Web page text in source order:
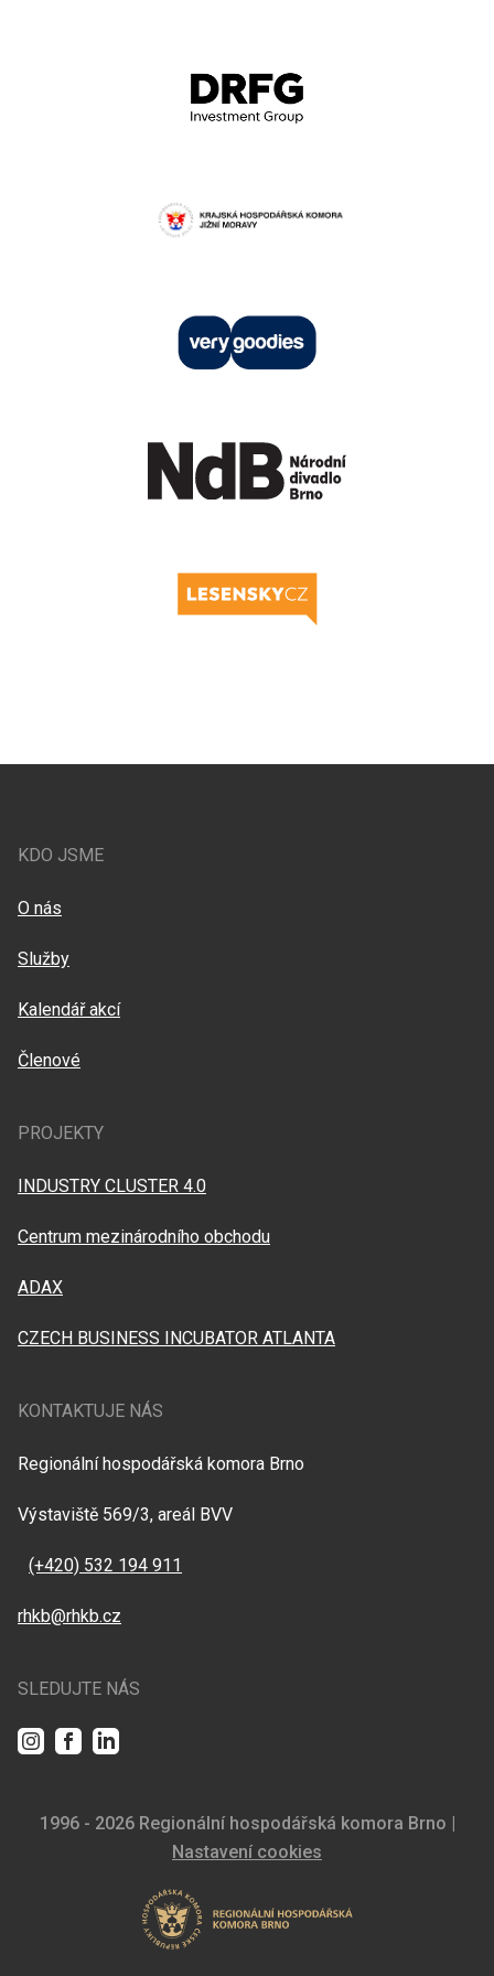
KDO JSME
O nás
Služby
Kalendář akcí
Členové
PROJEKTY
INDUSTRY CLUSTER 4.0
Centrum mezinárodního obchodu
ADAX
CZECH BUSINESS INCUBATOR ATLANTA
KONTAKTUJE NÁS
Regionální hospodářská komora Brno
Výstaviště 569/3, areál BVV
(+420) 532 194 911
rhkb@rhkb.cz
SLEDUJTE NÁS
InstagramFacebookLinkedIn
1996 - 2026 Regionální hospodářská komora Brno |
Nastavení cookies